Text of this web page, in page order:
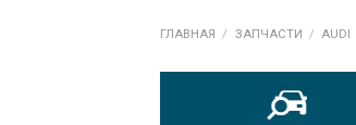
ГЛАВНАЯ / ЗАПЧАСТИ / AUDI